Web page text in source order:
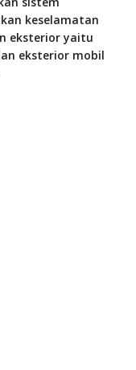
keselamatan
eksterior yaitu
eksterior mobil